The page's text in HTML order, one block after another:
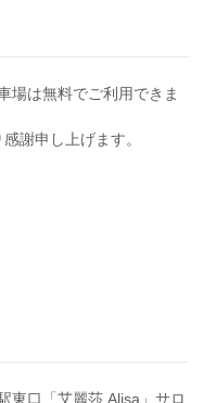
場は無料でご利用できま
謝申し上げます。
東口「艾麗莎 Alisa」サロ